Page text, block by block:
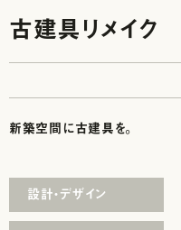
古建具リメイク
新築空間に古建具を。
設計・デザイン